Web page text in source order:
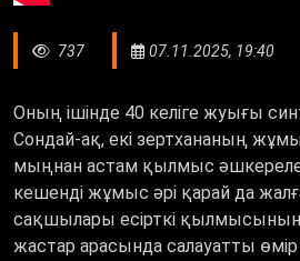
737 07.11.2025, 19:40
Оның ішінде 40 келіге жуығы
Сондай-ақ, екі зертхананың
мыңнан астам қылмыс
кешенді жұмыс әрі қарай да
сақшылары есірткі
жастар арасында салауатты